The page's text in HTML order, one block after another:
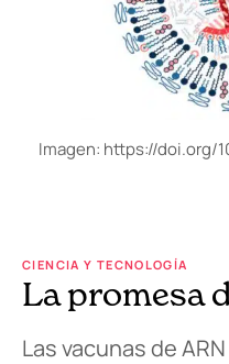
Imagen: https://doi.org/
CIENCIA Y TECNOLOGÍA
La promesa
Las vacunas de